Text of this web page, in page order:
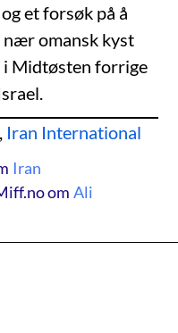
et forsøk på å
omansk kyst
i Midtøsten forrige
Iran International
Iran
om Ali